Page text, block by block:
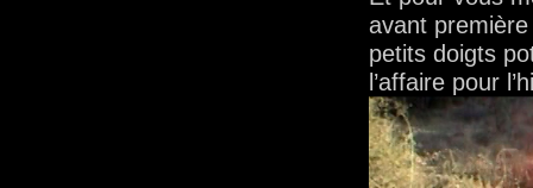
avant
petits doigts
l’affaire pour